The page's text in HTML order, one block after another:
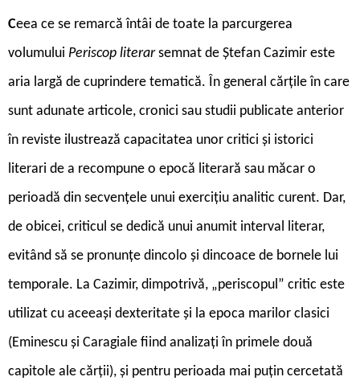
Ceea ce se remarcă întâi de toate la parcurgerea
volumului Periscop literarsemnat de Ștefan Cazimir este
aria largă de cuprindere tematică. În general cărțile în care
sunt adunate articole, cronici sau studii publicate anterior
în reviste ilustrează capacitatea unor critici și istorici
literari de a recompune o epocă literară sau măcar o
perioadă din secvențele unui exercițiu analitic curent. Dar,
de obicei, criticul se dedică unui anumit interval literar,
evitând să se pronunțe dincolo și dincoace de bornele lui
temporale. La Cazimir, dimpotrivă, „periscopul” critic este
utilizat cu aceeași dexteritate și la epoca marilor clasici
(Eminescu și Caragiale fiind analizați în primele două
capitole ale cărții), și pentru perioada mai puțin cercetată